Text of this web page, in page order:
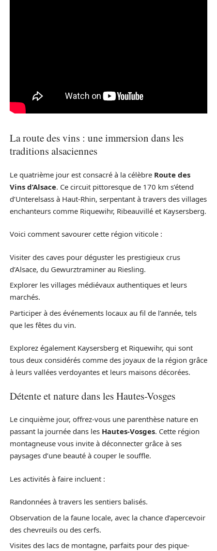
La route des vins : une immersion dans les
traditions alsaciennes
Le quatrième jour est consacré à la célèbre Route des
Vins d’Alsace. Ce circuit pittoresque de 170 km s’étend
d’Unterelsass à Haut-Rhin, serpentant à travers des villages
enchanteurs comme Riquewihr, Ribeauvillé et Kaysersberg.
Voici comment savourer cette région viticole :
Visiter des caves pour déguster les prestigieux crus
d’Alsace, du Gewurztraminer au Riesling.
Explorer les villages médiévaux authentiques et leurs
marchés.
Participer à des événements locaux au fil de l’année, tels
que les fêtes du vin.
Explorez également Kaysersberg et Riquewihr, qui sont
tous deux considérés comme des joyaux de la région grâce
à leurs vallées verdoyantes et leurs maisons décorées.
Détente et nature dans les Hautes-Vosges
Le cinquième jour, offrez-vous une parenthèse nature en
passant la journée dans les Hautes-Vosges. Cette région
montagneuse vous invite à déconnecter grâce à ses
paysages d’une beauté à couper le souffle.
Les activités à faire incluent :
Randonnées à travers les sentiers balisés.
Observation de la faune locale, avec la chance d’apercevoir
des chevreuils ou des cerfs.
Visites des lacs de montagne, parfaits pour des pique-